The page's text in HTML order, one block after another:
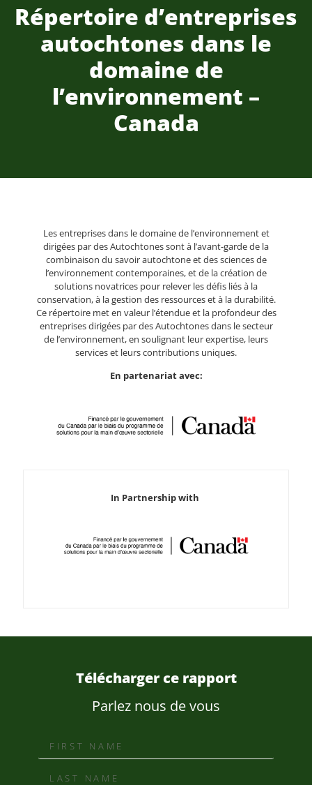
Répertoire d’entreprises
autochtones dans le
domaine de
l’environnement –
Canada
Les entreprises dans le domaine de l’environnement et
dirigées par des Autochtones sont à l’avant-garde de la
combinaison du savoir autochtone et des sciences de
l’environnement contemporaines, et de la création de
solutions novatrices pour relever les défis liés à la
conservation, à la gestion des ressources et à la durabilité.
Ce répertoire met en valeur l’étendue et la profondeur des
entreprises dirigées par des Autochtones dans le secteur
de l’environnement, en soulignant leur expertise, leurs
services et leurs contributions uniques.
En partenariat avec:
In Partnership with
Télécharger ce rapport
Parlez nous de vous